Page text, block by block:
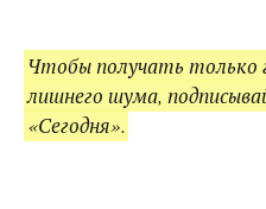
Чтобы получать только
лишнего шума,
«Сегодня».